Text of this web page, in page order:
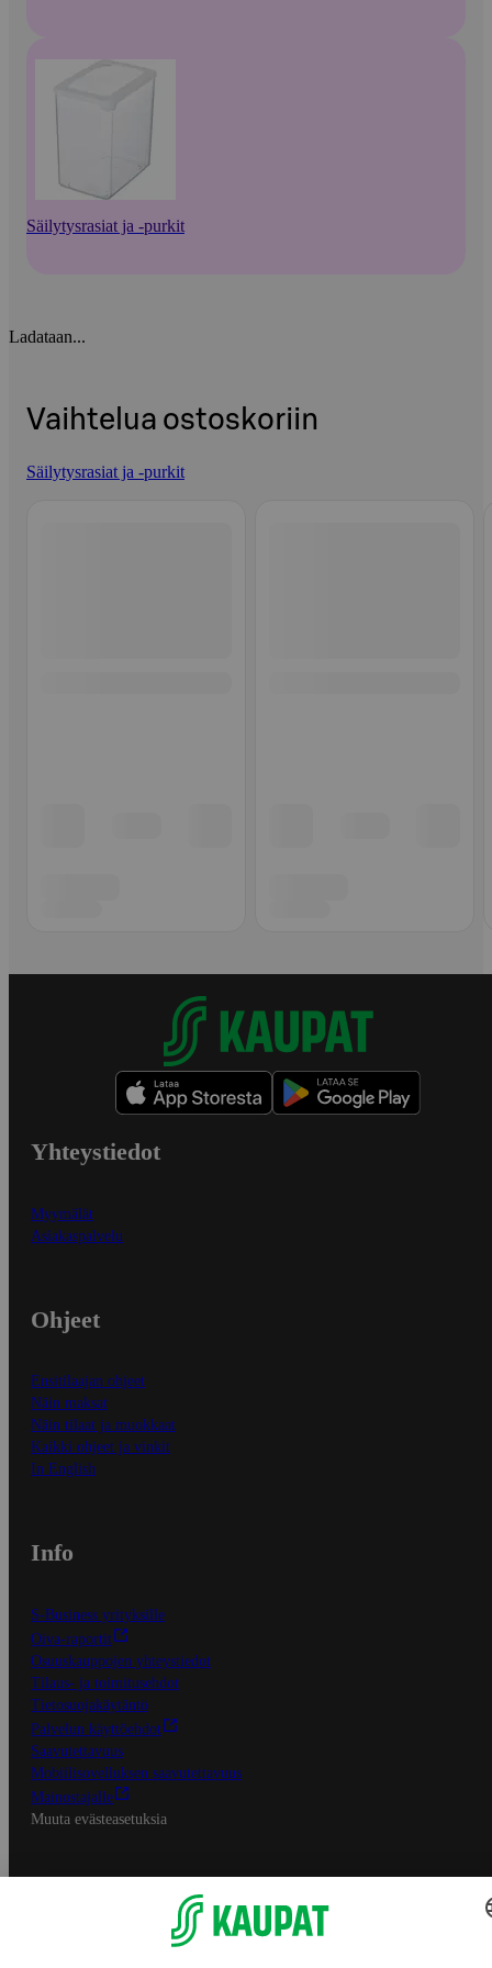
Säilytysrasiat ja -purkit
Ladataan...
Vaihtelua ostoskoriin
Säilytysrasiat ja -purkit
Yhteystiedot
Myymälät
Asiakaspalvelu
Ohjeet
Ensitilaajan ohjeet
Näin maksat
Näin tilaat ja muokkaat
Kaikki ohjeet ja vinkit
In English
Info
S-Business yrityksille
Oiva-raportit
Osuuskauppojen yhteystiedot
Tilaus- ja toimitusehdot
Tietosuojakäytäntö
Palvelun käyttöehdot
Saavutettavuus
Mobiilisovelluksen saavutettavuus
Mainostajalle
Muuta evästeasetuksia
S-ryhmän palvelut